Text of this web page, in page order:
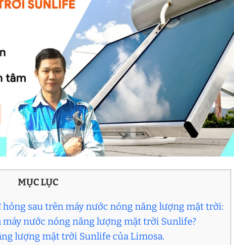
MỤC LỤC
sau trên máy nước nóng năng lượng mặt trời:
máy nước nóng năng lượng mặt trời Sunlife?
lượng mặt trời Sunlife của Limosa.